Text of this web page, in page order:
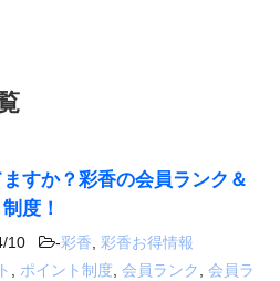
すか？彩香の会員ランク＆
度！
10 -彩香
彩香お得情報
ポイント制度 会員ランク
会員ラ